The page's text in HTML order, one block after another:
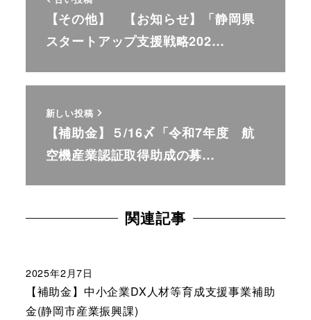
【その他】 【お知らせ】「静岡県
スタートアップ支援戦略202…
新しい投稿
【補助金】５/16〆「令和7年度 航
空機産業認証取得助成の募…
関連記事
【補助金】中小企業DX人材等育成支援事業補助
金(静岡市産業振興課)
2025年2月7日